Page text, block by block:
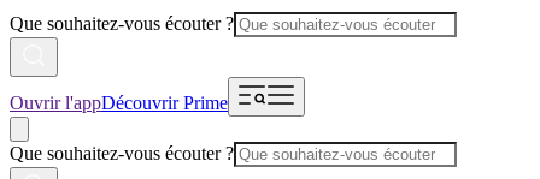
Que souhaitez-vous écouter ?
Ouvrir l'appDécouvrir Prime
Que souhaitez-vous écouter ?